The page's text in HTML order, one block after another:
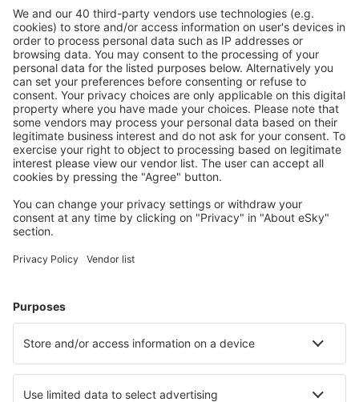
Download vores appog planlæg nemt dine
rejser
Planlæg din rejse
Billige flybilletter
Storbyferie
Fly+Hotel
Hoteller
Parkering
Lufthavnstransport